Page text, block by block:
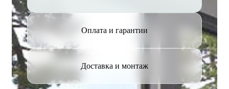
Оплата и гарантии
Доставка и монтаж